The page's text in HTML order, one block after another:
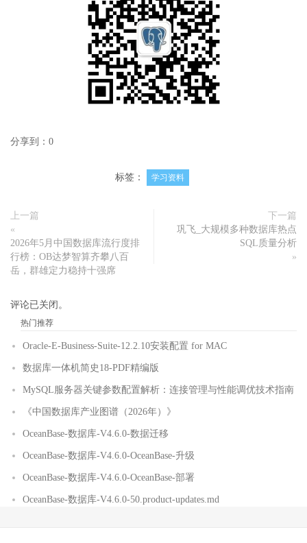
分享到： 0
标签： 学习资料
上一篇
«
2026年5月中国数据库流行度排
行榜：OB达梦智算齐攀八百
岳，群雄定力稳持十强席
下一篇
巩飞_大规模多种数据库热点
SQL质量分析
»
评论已关闭。
热门推荐
Oracle-E-Business-Suite-12.2.10安装配置 for MAC
数据库一体机简史18-PDF精编版
MySQL服务器关键参数配置解析：连接管理与性能调优技术指南
《中国数据库产业图谱（2026年）》
OceanBase-数据库-V4.6.0-数据迁移
OceanBase-数据库-V4.6.0-OceanBase-升级
OceanBase-数据库-V4.6.0-OceanBase-部署
OceanBase-数据库-V4.6.0-50.product-updates.md